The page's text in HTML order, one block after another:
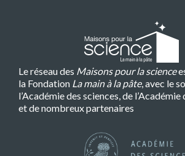
Le réseau des Maisons pour la science
la Fondation La main à la pâte, avec le
l’Académie des sciences, de
et de nombreux partenaires